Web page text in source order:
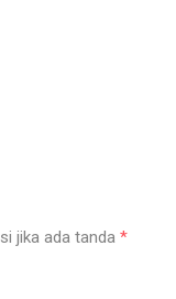
jika ada tanda *